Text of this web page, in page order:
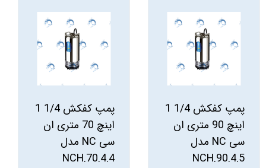
پمپ کفکش 1/4 1
اینچ 90 متری ان
سی NC مدل
NCH.90.4.5
پمپ کفکش 1/4 1
اینچ 70 متری ان
سی NC مدل
NCH.70.4.4